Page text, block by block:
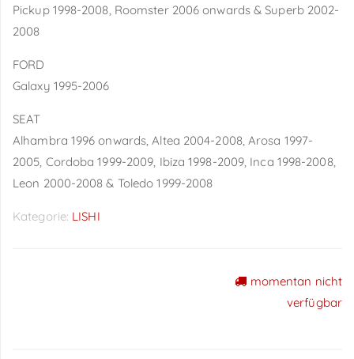
Pickup 1998-2008, Roomster 2006 onwards & Superb 2002-
2008
FORD
Galaxy 1995-2006
SEAT
Alhambra 1996 onwards, Altea 2004-2008, Arosa 1997-
2005, Cordoba 1999-2009, Ibiza 1998-2009, Inca 1998-2008,
Leon 2000-2008 & Toledo 1999-2008
Kategorie: LISHI
momentan nicht
verfügbar